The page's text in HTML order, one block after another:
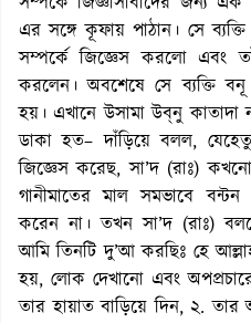
এর সঙ্গে কূফায় পাঠান। সে
সম্পর্কে জিজ্ঞেস করলো এবং
করলেন। অবশেষে সে ব্যক্তি
হয়। এখানে উসামা উব্‌নু কাতাদা
ডাকা হত– দাঁড়িয়ে বলল,
জিজ্ঞেস করেছ, সা’দ (রাঃ) কখনো
গানীমাতের মাল সমভাবে
করেন না। তখন সা’দ (রাঃ)
আমি তিনটি দু’আ করছিঃ হে
হয়, লোক দেখানো এবং
তার হায়াত বাড়িয়ে দিন, ২.